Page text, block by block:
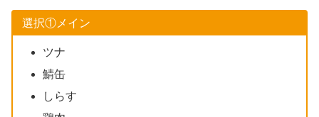
選択①メイン
ツナ
鯖缶
しらす